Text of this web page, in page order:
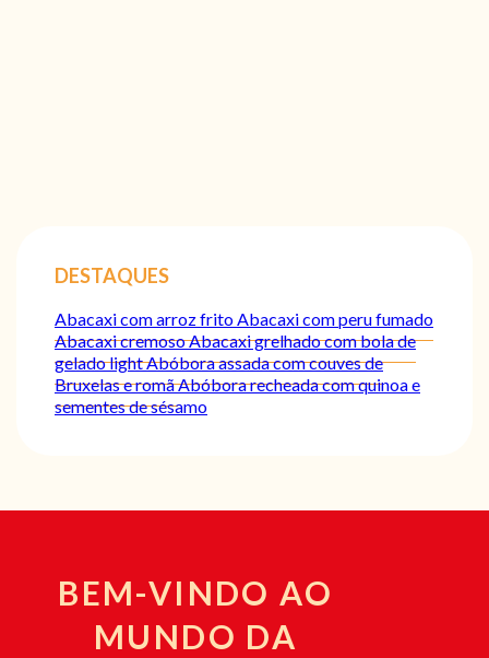
DESTAQUES
Abacaxi com arroz fritoAbacaxi com peru fumado
Abacaxi cremosoAbacaxi grelhado com bola de
gelado lightAbóbora assada com couves de
Bruxelas e romãAbóbora recheada com quinoa e
sementes de sésamo
BEM-VINDO AO
MUNDO DA